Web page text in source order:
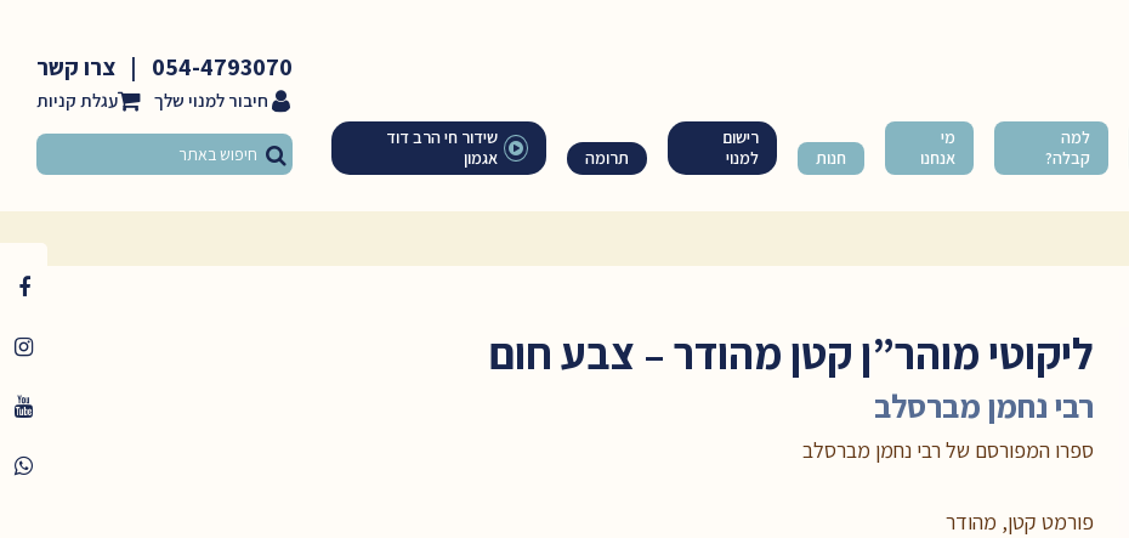
למה
קבלה?
מי
אנחנו
חנות
רישום
למנוי
תרומה
שידור חי הרב דוד
אגמון
054-4793070
| צרו קשר
חיבור למנוי שלך
ליקוטי מוהר”ן קטן מהודר – צבע חום
רבי נחמן מברסלב
ספרו המפורסם של רבי נחמן מברסלב
פורמט קטן, מהודר